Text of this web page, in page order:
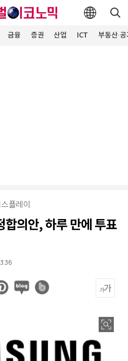
금융 증권 산업 ICT 부동산·
플레이
합의안, 하루 만에 투표